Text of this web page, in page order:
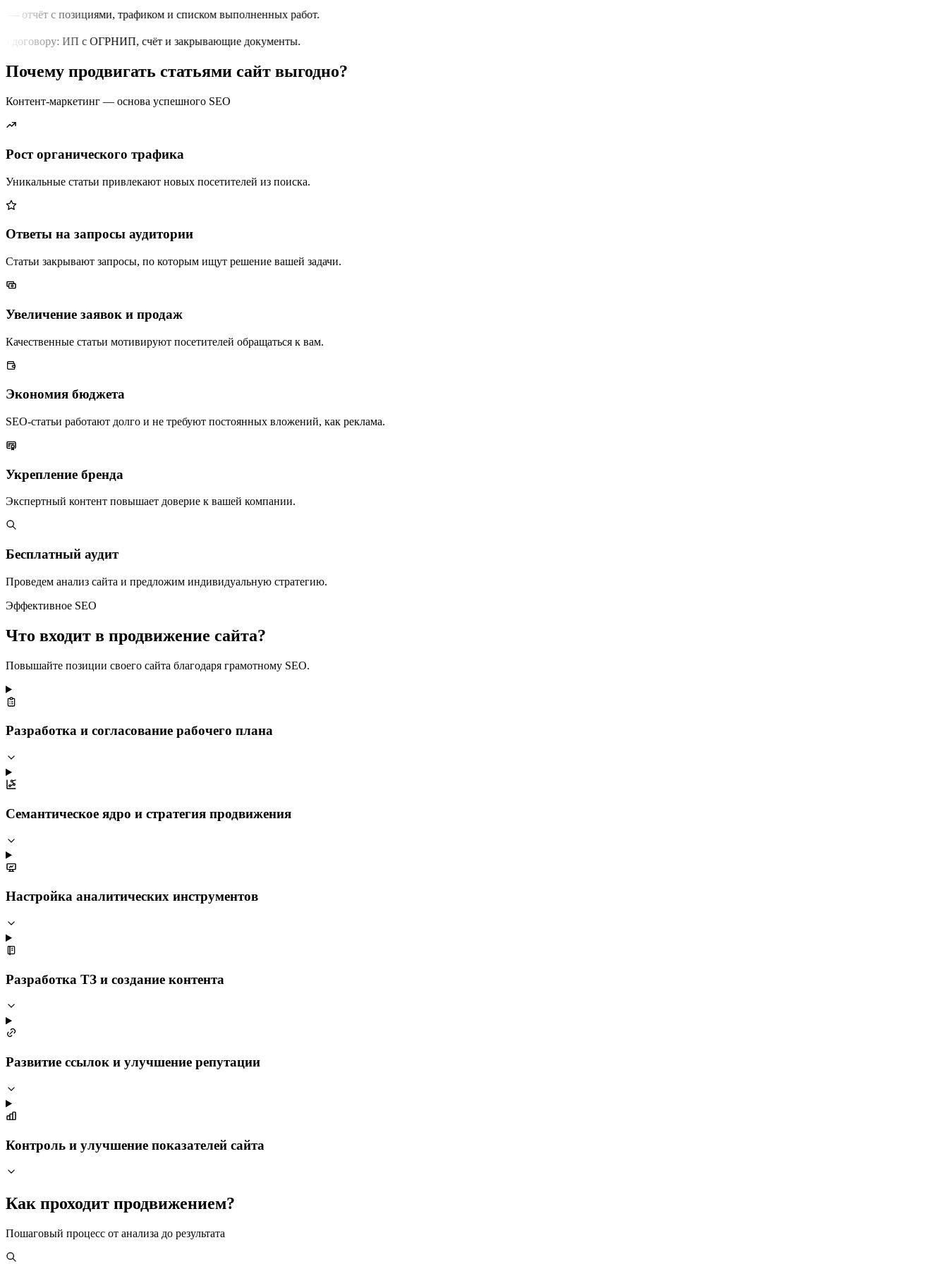
отчёт с позициями, трафиком и списком выполненных работ.
договору: ИП с ОГРНИП, счёт и закрывающие документы.
Почему продвигать статьями сайт выгодно?
Контент-маркетинг — основа успешного SEO
Рост органического трафика
Уникальные статьи привлекают новых посетителей из поиска.
Ответы на запросы аудитории
Статьи закрывают запросы, по которым ищут решение вашей задачи.
Увеличение заявок и продаж
Качественные статьи мотивируют посетителей обращаться к вам.
Экономия бюджета
SEO-статьи работают долго и не требуют постоянных вложений, как реклама.
Укрепление бренда
Экспертный контент повышает доверие к вашей компании.
Бесплатный аудит
Проведем анализ сайта и предложим индивидуальную стратегию.
Эффективное SEO
Что входит в продвижение сайта?
Повышайте позиции своего сайта благодаря грамотному SEO.
Разработка и согласование рабочего плана
Семантическое ядро и стратегия продвижения
Настройка аналитических инструментов
Разработка ТЗ и создание контента
Развитие ссылок и улучшение репутации
Контроль и улучшение показателей сайта
Как проходит продвижением?
Пошаговый процесс от анализа до результата